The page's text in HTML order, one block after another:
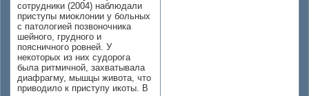
сотрудники (2004) наблюдали
приступы миоклонии у больных
с патологией позвоночника
шейного, грудного и
поясничного ровней. У
некоторых из них судорога
была ритмичной, захватывала
диафрагму, мышцы живота, что
приводило к приступу икоты. В